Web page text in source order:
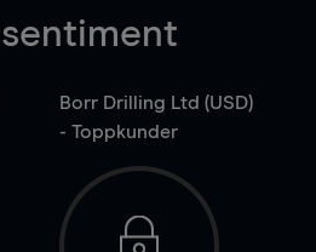
Borr Drilling Ltd (USD)
- Toppkunder